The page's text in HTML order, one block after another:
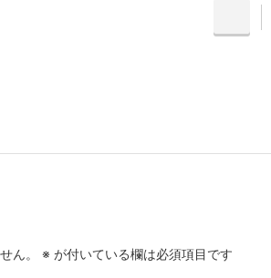
ん。 ※ が付いている欄は必須項目です